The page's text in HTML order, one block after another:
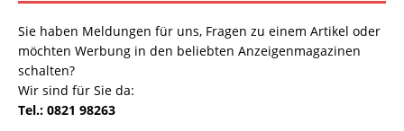
Sie haben Meldungen für uns, Fragen zu einem Artikel oder
möchten Werbung in den beliebten Anzeigenmagazinen
schalten?
Wir sind für Sie da:
Tel.: 0821 98263